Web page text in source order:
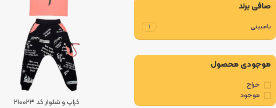
صافی برند
بامبینی 1
موجودی محصول
حراج
موجود
کراپ و شلوار کد ۲۱۰۰۲۳